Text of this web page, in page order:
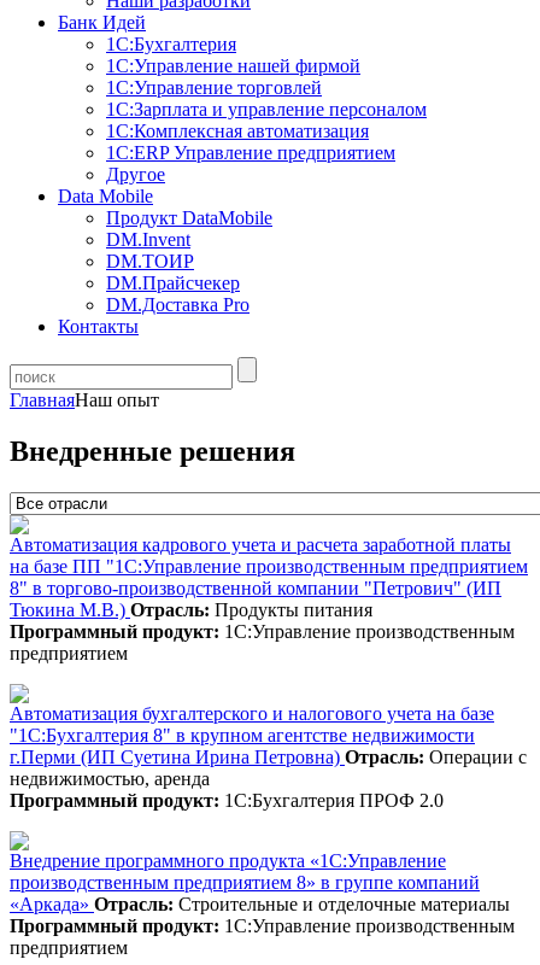
Банк Идей
1С:Бухгалтерия
1С:Управление нашей фирмой
1С:Управление торговлей
1С:Зарплата и управление персоналом
1С:Комплексная автоматизация
1С:ERP Управление предприятием
Другое
Data Mobile
Продукт DataMobile
DM.Invent
DM.ТОИР
DM.Прайсчекер
DM.Доставка Pro
Контакты
ГлавнаяНаш опыт
Внедренные решения
Автоматизация кадрового учета и расчета заработной платы
на базе ПП "1С:Управление производственным предприятием
8" в торгово-производственной компании "Петрович" (ИП
Тюкина М.В.) Отрасль: Продукты питания
Программный продукт: 1С:Управление производственным
предприятием
Автоматизация бухгалтерского и налогового учета на базе
"1С:Бухгалтерия 8" в крупном агентстве недвижимости
г.Перми (ИП Суетина Ирина Петровна) Отрасль: Операции с
недвижимостью, аренда
Программный продукт: 1С:Бухгалтерия ПРОФ 2.0
Внедрение программного продукта «1С:Управление
производственным предприятием 8» в группе компаний
«Аркада» Отрасль: Строительные и отделочные материалы
Программный продукт: 1С:Управление производственным
предприятием